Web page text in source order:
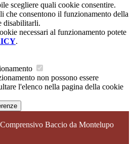
scegliere quali cookie consentire.
che consentono il funzionamento della
disabilitarli.
necessari al funzionamento potete
.
non possono essere
l'elenco nella pagina della cookie
Baccio da Montelupo